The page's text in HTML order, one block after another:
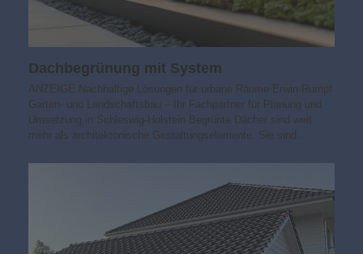
Dachbegrünung mit System
ANZEIGE Nachhaltige Lösungen für urbane Räume Erwin Rumpf
Garten- und Landschaftsbau – Ihr Fachpartner für Planung und
Umsetzung in Schleswig-Holstein Begrünte Dächer sind weit
mehr als architektonische Gestaltungselemente. Sie sind…